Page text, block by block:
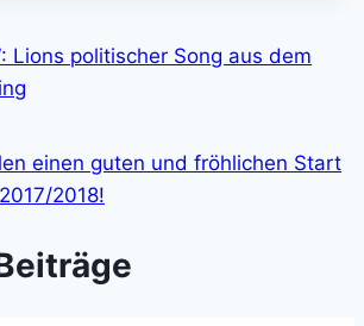
Lions politischer Song aus dem
einen guten und fröhlichen Start
2018!